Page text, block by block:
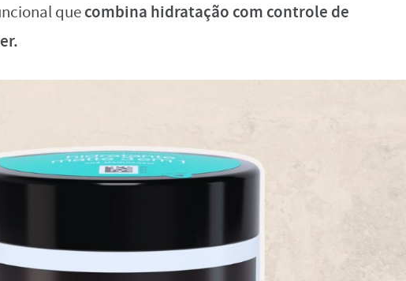
quecombina hidratação com controle de